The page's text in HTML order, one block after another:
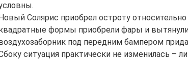
Солярис приобрел остроту
формы приобрели фары и
под передним бампером
ситуация практически не изменилась –